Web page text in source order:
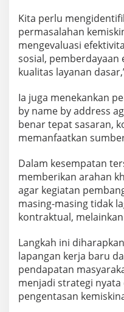
Kita perlu
permasalahan
mengevaluasi
sosial, pemberdayaan
kualitas layanan
Ia juga menekankan
by name by address
benar tepat sasaran,
memanfaatkan
Dalam kesempatan
memberikan arahan
agar kegiatan
masing-masing tidak
kontraktual,
Langkah ini
lapangan kerja baru
pendapatan
menjadi strategi
pengentasan